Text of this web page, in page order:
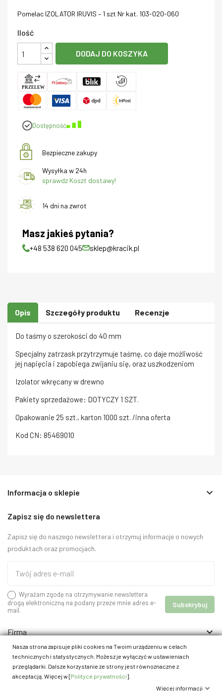
Pomelac IZOLATOR IRUVIS – 1 szt Nr kat. 103-020-060
Ilość
DODAJ DO KOSZYKA
Dostępność
Bezpieczne zakupy
Wysyłka w 24h
sprawdz Koszt dostawy!
14 dni na zwrot
Masz jakieś pytania?
+48 538 620 045 sklep@kracik.pl
Opis Szczegóły produktu Recenzje
Do taśmy o szerokości do 40 mm
Specjalny zatrzask przytrzymuje taśmę, co daje możliwość
jej napięcia i zapobiega zwijaniu się, oraz uszkodzeniom
Izolator wkręcany w drewno
Pakiety sprzedażowe: DOTYCZY 1 SZT.
Opakowanie 25 szt., karton 1000 szt. /inna oferta
Kod CN: 85469010
Informacja o sklepie keyboard_arrow_down
Zapisz się do newslettera
Zapisz się do naszego newslettera i otrzymuj informacje o nowych
produktach oraz promocjach.
Wyrażam zgodę na otrzymywanie newslettera
drogą elektroniczną na podany przeze mnie adres e-
mail.
Firma 
Informacje
Nasza strona zapisuje pliki cookies na Twoim urządzeniu w celach
technicznych i statystycznych. Możesz je wyłączyć w ustawieniach
przeglądarki. Dalsze korzystanie ze strony jest równoznaczne z
akceptacją. Więcej w [Polityce prywatności].
Więcej informacji